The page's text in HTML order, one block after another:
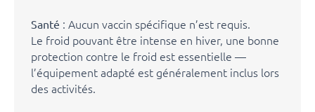
Santé : Aucun vaccin spécifique n’est requis.
Le froid pouvant être intense en hiver, une bonne
protection contre le froid est essentielle —
l’équipement adapté est généralement inclus lors
des activités.